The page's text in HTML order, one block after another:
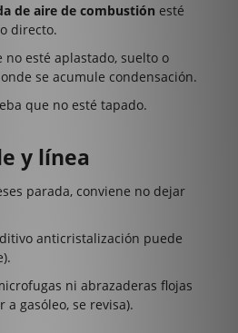
de aire de combustión esté
directo.
no esté aplastado, suelto o
se acumule condensación.
que no esté tapado.
y línea
parada, conviene no dejar
anticristalización puede
ni abrazaderas flojas
a gasóleo, se revisa).